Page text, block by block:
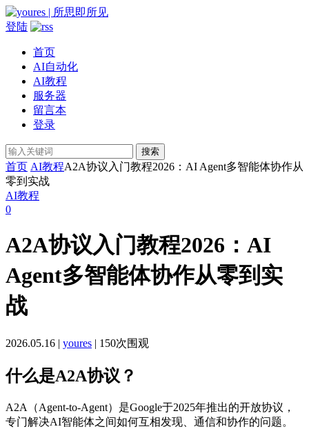
登陆
首页
AI自动化
AI教程
服务器
留言本
登录
搜索
首页 AI教程A2A协议入门教程2026：AI Agent多智能体协作从
零到实战
AI教程
0
A2A协议入门教程2026：AI
Agent多智能体协作从零到实
战
2026.05.16 | youres | 150次围观
什么是A2A协议？
A2A（Agent-to-Agent）是Google于2025年推出的开放协议，
专门解决AI智能体之间如何互相发现、通信和协作的问题。